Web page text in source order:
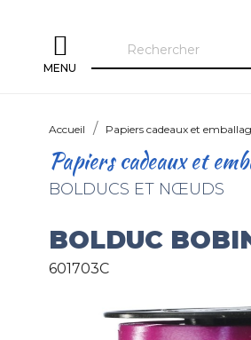
MENU
Accueil Papiers cadeaux et
Papiers cadeaux et
BOLDUCS ET NŒUDS
BOLDUC
601703C